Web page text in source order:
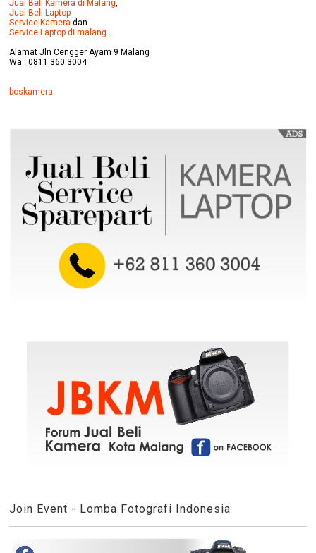
Jual Beli Kamera di Malang
Jual Beli Laptop
Service Kamera dan
Service Laptop di malang.
Alamat Jln Cengger Ayam 9 Malang
Wa : 0811 360 3004
boskamera
Join Event - Lomba Fotografi Indonesia